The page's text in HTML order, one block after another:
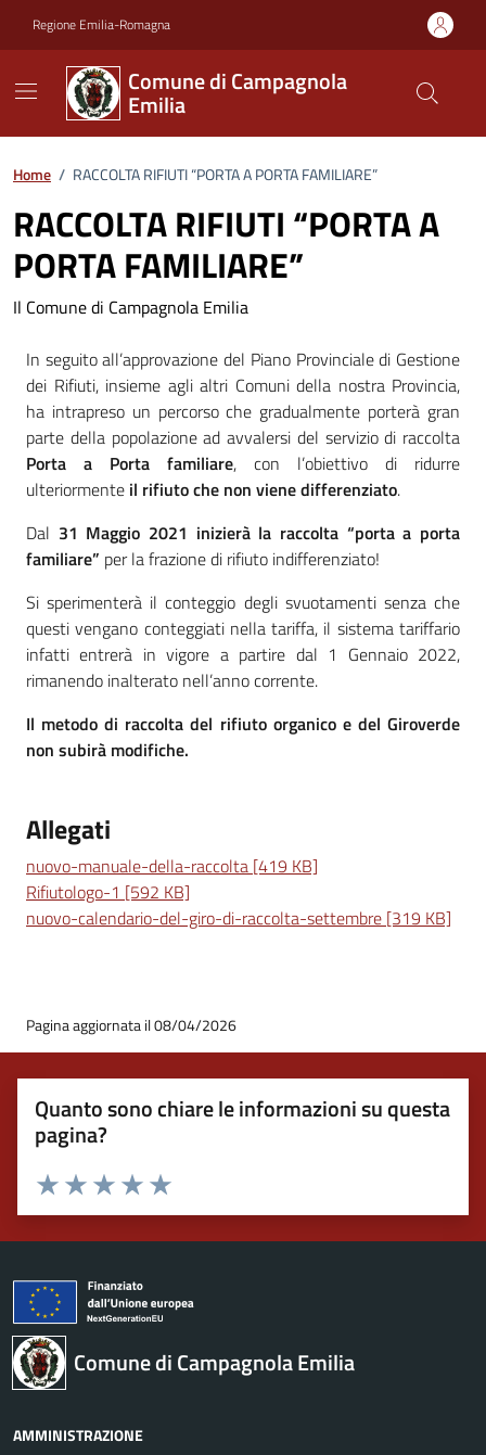
Regione Emilia-Romagna
Comune di Campagnola
Emilia
Home / RACCOLTA RIFIUTI “PORTA A PORTA FAMILIARE”
RACCOLTA RIFIUTI “PORTA A
PORTA FAMILIARE”
Il Comune di Campagnola Emilia
In seguito all’approvazione del Piano Provinciale di Gestione
dei Rifiuti, insieme agli altri Comuni della nostra Provincia,
ha intrapreso un percorso che gradualmente porterà gran
parte della popolazione ad avvalersi del servizio di raccolta
Porta a Porta familiare, con l’obiettivo di ridurre
ulteriormente il rifiuto che non viene differenziato.
Dal 31 Maggio 2021 inizierà la raccolta “porta a porta
familiare” per la frazione di rifiuto indifferenziato!
Si sperimenterà il conteggio degli svuotamenti senza che
questi vengano conteggiati nella tariffa, il sistema tariffario
infatti entrerà in vigore a partire dal 1 Gennaio 2022,
rimanendo inalterato nell’anno corrente.
Il metodo di raccolta del rifiuto organico e del Giroverde
non subirà modifiche.
Allegati
nuovo-manuale-della-raccolta [419 KB]
Rifiutologo-1 [592 KB]
nuovo-calendario-del-giro-di-raccolta-settembre [319 KB]
Pagina aggiornata il 08/04/2026
Quanto sono chiare le informazioni su questa
pagina?
Valuta 5 stelle su 5
Valuta 4 stelle su 5
Valuta 3 stelle su 5
Valuta 2 stelle su 5
Valuta 1 stelle su 5
Comune di Campagnola Emilia
AMMINISTRAZIONE